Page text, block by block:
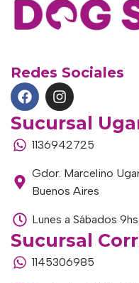
Redes Sociales
Sucursal
1136942725
Gdor. Marcelino
Buenos Aires
Lunes a Sábados
Sucursal
1145306985